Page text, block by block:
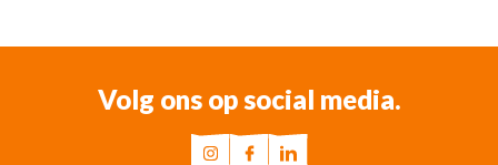
Volg ons op social media.